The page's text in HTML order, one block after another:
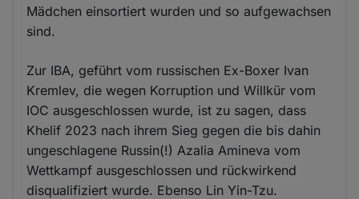
Mädchen einsortiert wurden und so aufgewachsen
sind.
Zur IBA, geführt vom russischen Ex-Boxer Ivan
Kremlev, die wegen Korruption und Willkür vom
IOC ausgeschlossen wurde, ist zu sagen, dass
Khelif 2023 nach ihrem Sieg gegen die bis dahin
ungeschlagene Russin(!) Azalia Amineva vom
Wettkampf ausgeschlossen und rückwirkend
disqualifiziert wurde. Ebenso Lin Yin-Tzu.